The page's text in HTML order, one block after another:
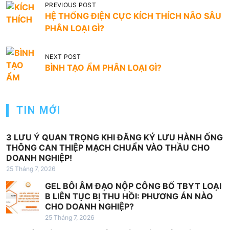
Đ
i
u
h
ư
n
g
b
à
v
i
PREVIOUS POST
HỆ THỐNG ĐIỆN CỰC KÍCH THÍCH NÃO SÂU
PHÂN LOẠI GÌ?
NEXT POST
BÌNH TẠO ẨM PHÂN LOẠI GÌ?
TIN MỚI
3 LƯU Ý QUAN TRỌNG KHI ĐĂNG KÝ LƯU HÀNH ỐNG
THÔNG CAN THIỆP MẠCH CHUẨN VÀO THẦU CHO
DOANH NGHIỆP!
25 Tháng 7, 2026
GEL BÔI ÂM ĐẠO NỘP CÔNG BỐ TBYT LOẠI
B LIÊN TỤC BỊ THU HỒI: PHƯƠNG ÁN NÀO
CHO DOANH NGHIỆP?
25 Tháng 7, 2026